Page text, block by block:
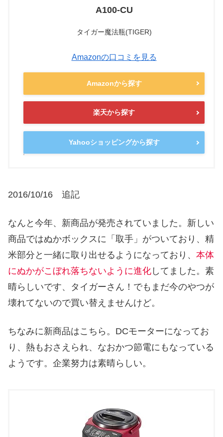
A100-CU
タイガー魔法瓶(TIGER)
Amazonの口コミを見る
Amazonから探す
楽天から探す
Yahooショッピングから探す
2016/10/16 追記
なんと今年、新商品が発売されていました。新しい
商品ではぬかボックスに「取手」がついており、精
米部分と一緒に取り出せるようになっており、 本体
にぬかがこぼれ落ちないように進化 してました。素
晴らしいです、タイガーさん！でもまだ今のやつが
壊れてないので買い替えませんけど。
ちなみに新商品はこちら。DCモーターになってお
り、熱もおさえられ、なおかつ節電にもなっている
ようです。企業努力は素晴らしい。